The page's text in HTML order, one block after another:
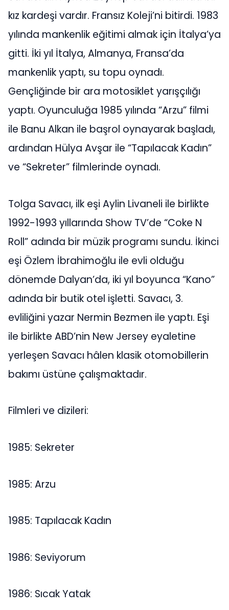
kız kardeşi vardır. Fransız Koleji’ni bitirdi. 1983
yılında mankenlik eğitimi almak için İtalya’ya
gitti. İki yıl İtalya, Almanya, Fransa’da
mankenlik yaptı, su topu oynadı.
Gençliğinde bir ara motosiklet yarışçılığı
yaptı. Oyunculuğa 1985 yılında “Arzu” filmi
ile Banu Alkan ile başrol oynayarak başladı,
ardından Hülya Avşar ile “Tapılacak Kadın”
ve “Sekreter” filmlerinde oynadı.
Tolga Savacı, ilk eşi Aylin Livaneli ile birlikte
1992-1993 yıllarında Show TV’de “Coke N
Roll” adında bir müzik programı sundu. İkinci
eşi Özlem İbrahimoğlu ile evli olduğu
dönemde Dalyan’da, iki yıl boyunca “Kano”
adında bir butik otel işletti. Savacı, 3.
evliliğini yazar Nermin Bezmen ile yaptı. Eşi
ile birlikte ABD’nin New Jersey eyaletine
yerleşen Savacı hâlen klasik otomobillerin
bakımı üstüne çalışmaktadır.
Filmleri ve dizileri:
1985: Sekreter
1985: Arzu
1985: Tapılacak Kadın
1986: Seviyorum
1986: Sıcak Yatak